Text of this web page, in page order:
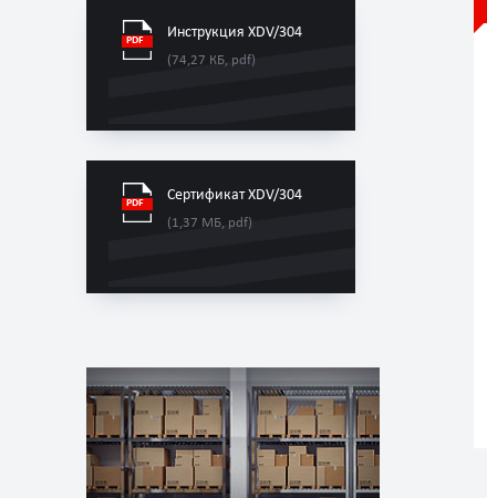
Инструкция XDV/304
(74,27 КБ, pdf)
Сертификат XDV/304
(1,37 МБ, pdf)